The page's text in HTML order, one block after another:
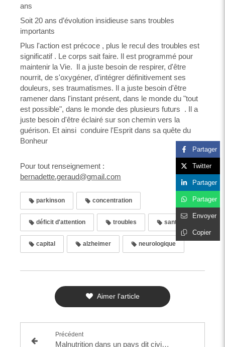
ans
Soit 20 ans d’évolution insidieuse sans troubles
importants
Plus l'action est précoce , plus le recul des troubles est
significatif . Le corps sait faire. Il est programmé pour
maintenir la Vie. Il a juste besoin de respirer, d'être
nourrit, de s'oxygéner, d'intégrer définitivement ses
douleurs, ses traumatismes. Il a juste besoin d'être
ramener dans l'instant présent, dans le monde du "tout
est possible", dans le monde des plusieurs futurs . Il a
juste besoin d'être éclairé sur son chemin vers la
guérison. Et ainsi conduire l'Esprit dans sa quête du
Bonheur
Pour tout renseignement :
bernadette.geraud@gmail.com
parkinson concentration
déficit d'attention troubles santé
capital alzheimer neurologique
Aimer l'article
Précédent
Malnutrition dans un pays dit civilisé ou suicide programmé de notre société
Partager
Twitter
Partager
Partager
Envoyer
Copier